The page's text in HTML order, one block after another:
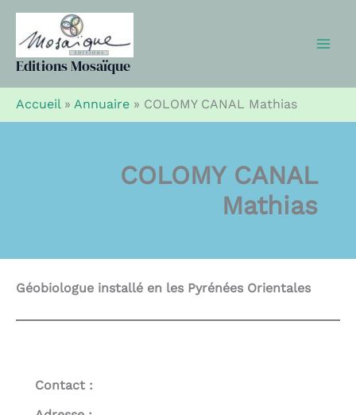
Aller
contenu
Editions Mosaïque
Accueil» Annuaire » COLOMY CANAL Mathias
COLOMY CANAL
Mathias
Géobiologue installé en les Pyrénées Orientales
Contact :